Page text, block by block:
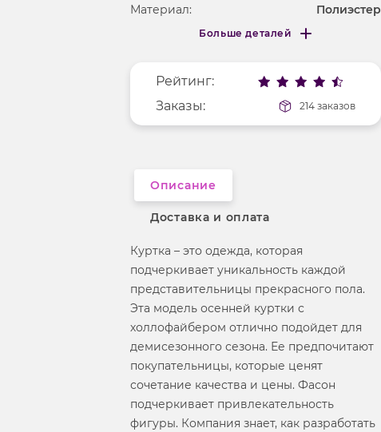
Материал:
Полиэстер
Вырез горловины
v-образный
Покрой
Рисунок без рисунка
Больше деталей
Меньше деталей
Рейтинг:
Заказы:
214 заказов
Описание
Доставка и оплата
Куртка – это одежда, которая
подчеркивает уникальность каждой
представительницы прекрасного пола.
Эта модель осенней куртки с
холлофайбером отлично подойдет для
демисезонного сезона. Ее предпочитают
покупательницы, которые ценят
сочетание качества и цены. Фасон
подчеркивает привлекательность
фигуры. Компания знает, как разработать